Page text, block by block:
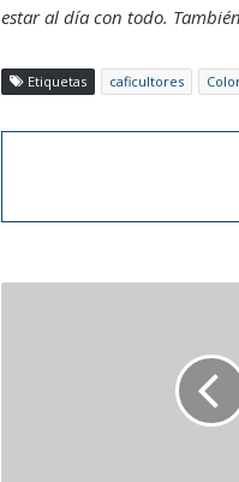
estar al día con todo.
Etiquetas caficultores